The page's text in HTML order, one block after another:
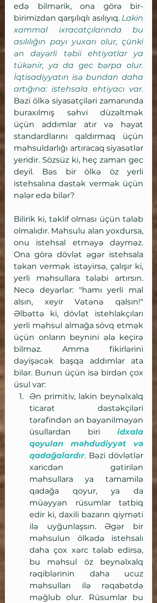
edə bilmərik, ona görə bir-
birimizdən qarşılıqlı asılıyıq. Lakin
xammal ixracatçılarında bu
asılılığın payı yuxarı olur, çünki
ən dəyərli təbii ehtiyatlar ya
tükənir, ya da gec bərpa olur.
İqtisadiyyatın isə bundan daha
artığına: istehsala ehtiyacı var.
Bəzi ölkə siyasətçiləri zamanında
buraxılmış səhvi düzəltmək
üçün addımlar atır və həyat
standardlarını qaldırmaq üçün
məhsuldarlığı artıracaq siyasətlər
yeridir. Sözsüz ki, heç zaman gec
deyil. Bəs bir ölkə öz yerli
istehsalına dəstək vermək üçün
nələr edə bilər?
Bilirik ki, təklif olması üçün tələb
olmalıdır. Məhsulu alan yoxdursa,
onu istehsal etməyə dəyməz.
Ona görə dövlət əgər istehsala
təkan vermək istəyirsə, çalışır ki,
yerli məhsullara tələbi artırsın.
Necə deyərlər: "hamı yerli mal
alsın, xeyir Vətənə qalsın!"
Əlbəttə ki, dövlət istehlakçıları
yerli məhsul almağa sövq etmək
üçün onların beynini ələ keçirə
bilməz. Amma fikirlərini
dəyişəcək başqa addımlar ata
bilər. Bunun üçün isə birdən çox
üsul var:
Ən primitiv, lakin beynəlxalq
ticarət dəstəkçiləri
tərəfindən ən bəyənilməyən
üsullardan biri idxala
qoyulan məhdudiyyət və
qadağalardır. Bəzi dövlətlər
xaricdən gətirilən
məhsullara ya tamamilə
qadağa qoyur, ya da
müəyyən rüsumlar tətbiq
edir ki, daxili bazarın qiyməti
ilə uyğunlaşsın. Əgər bir
məhsulun ölkədə istehsalı
daha çox xərc tələb edirsə,
bu məhsul öz beynəlxalq
rəqiblərinin daha ucuz
məhsulları ilə rəqabətdə
məğlub olur. Rüsumlar bu